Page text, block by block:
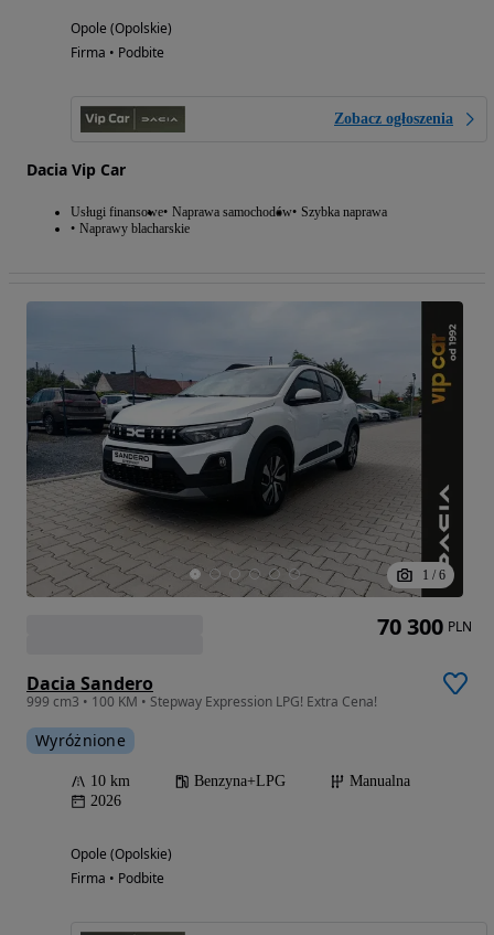
Opole (Opolskie)
Firma • Podbite
Zobacz ogłoszenia
Dacia Vip Car
Usługi finansowe Naprawa samochodów Szybka naprawa
Naprawy blacharskie
1 / 6
Dacia Sandero
999 cm3 • 100 KM • Stepway Expression LPG! Extra Cena!
Wyróżnione
10 km Benzyna+LPG
Manualna
2026
Opole (Opolskie)
Firma • Podbite
70 300 PLN